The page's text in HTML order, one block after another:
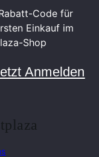
Code für
Einkauf im
Shop
Anmelden